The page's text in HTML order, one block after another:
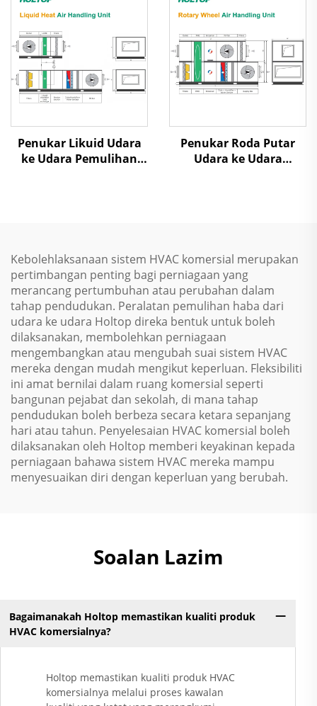
Penukar Likuid Udara
ke Udara Pemulihan
Penukar Roda Putar
Udara ke Udara
Kebolehlaksanaan sistem HVAC komersial merupakan
pertimbangan penting bagi perniagaan yang
merancang pertumbuhan atau perubahan dalam
tahap pendudukan. Peralatan pemulihan haba dari
udara ke udara Holtop direka bentuk untuk boleh
dilaksanakan, membolehkan perniagaan
mengembangkan atau mengubah suai sistem HVAC
mereka dengan mudah mengikut keperluan. Fleksibiliti
ini amat bernilai dalam ruang komersial seperti
bangunan pejabat dan sekolah, di mana tahap
pendudukan boleh berbeza secara ketara sepanjang
hari atau tahun. Penyelesaian HVAC komersial boleh
dilaksanakan oleh Holtop memberi keyakinan kepada
perniagaan bahawa sistem HVAC mereka mampu
menyesuaikan diri dengan keperluan yang berubah.
Soalan Lazim
Bagaimanakah Holtop memastikan kualiti produk
HVAC komersialnya?
Holtop memastikan kualiti produk HVAC
komersialnya melalui proses kawalan